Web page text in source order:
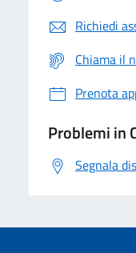
Richiedi
Chiama il
Prenota
Problemi in
Segnala